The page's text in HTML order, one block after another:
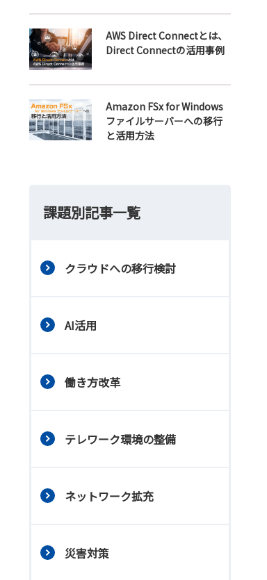
AWS Direct Connectとは、
Direct Connectの活用事例
Amazon FSx for Windows
ファイルサーバーへの移行
と活用方法
課題別記事一覧
クラウドへの移行検討
AI活用
働き方改革
テレワーク環境の整備
ネットワーク拡充
災害対策